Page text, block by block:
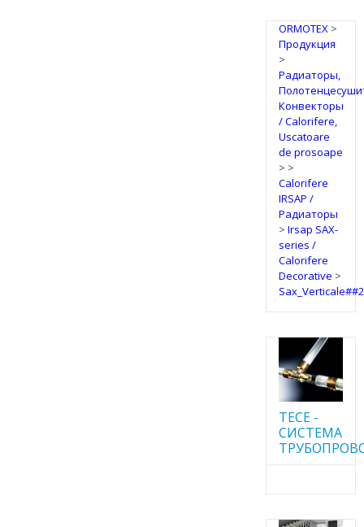
ORMOTEX>
Продукция
>
Радиаторы,
Конвекторы
/ Calorifere,
Uscatoare
de prosoape
> >
Calorifere
IRSAP /
Радиаторы
> Irsap SAX-
series /
Calorifere
Decorative >
TECE -
CИСТЕМА